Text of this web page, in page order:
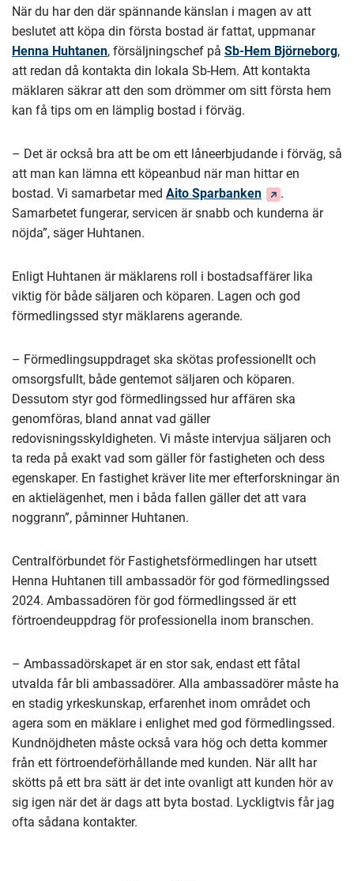
När du har den där spännande känslan i magen av att
beslutet att köpa din första bostad är fattat, uppmanar
Henna Huhtanen, försäljningschef på Sb-Hem Björneborg,
att redan då kontakta din lokala Sb-Hem. Att kontakta
mäklaren säkrar att den som drömmer om sitt första hem
kan få tips om en lämplig bostad i förväg.
– Det är också bra att be om ett låneerbjudande i förväg, så
att man kan lämna ett köpeanbud när man hittar en
bostad. Vi samarbetar med Aito Sparbanken(Du
dirigeras
annan
tjänst)
.
Samarbetet fungerar, servicen är snabb och kunderna är
nöjda”, säger Huhtanen.
Enligt Huhtanen är mäklarens roll i bostadsaffärer lika
viktig för både säljaren och köparen. Lagen och god
förmedlingssed styr mäklarens agerande.
– Förmedlingsuppdraget ska skötas professionellt och
omsorgsfullt, både gentemot säljaren och köparen.
Dessutom styr god förmedlingssed hur affären ska
genomföras, bland annat vad gäller
redovisningsskyldigheten. Vi måste intervjua säljaren och
ta reda på exakt vad som gäller för fastigheten och dess
egenskaper. En fastighet kräver lite mer efterforskningar än
en aktielägenhet, men i båda fallen gäller det att vara
noggrann”, påminner Huhtanen.
Centralförbundet för Fastighetsförmedlingen har utsett
Henna Huhtanen till ambassadör för god förmedlingssed
2024. Ambassadören för god förmedlingssed är ett
förtroendeuppdrag för professionella inom branschen.
– Ambassadörskapet är en stor sak, endast ett fåtal
utvalda får bli ambassadörer. Alla ambassadörer måste ha
en stadig yrkeskunskap, erfarenhet inom området och
agera som en mäklare i enlighet med god förmedlingssed.
Kundnöjdheten måste också vara hög och detta kommer
från ett förtroendeförhållande med kunden. När allt har
skötts på ett bra sätt är det inte ovanligt att kunden hör av
sig igen när det är dags att byta bostad. Lyckligtvis får jag
ofta sådana kontakter.